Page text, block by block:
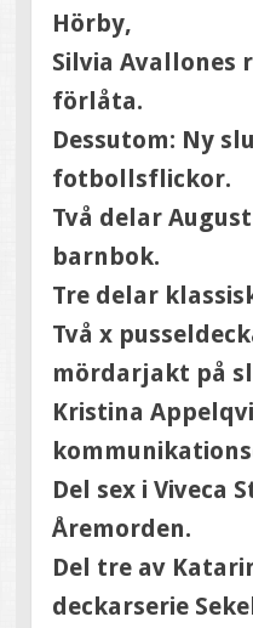
Hörby,
Silvia Avallones
förlåta.
Dessutom: Ny
fotbollsflickor.
Två delar
barnbok.
Tre delar
Två x
mördarjakt på
Kristina
Del sex i Viveca
Åremorden.
Del tre av
deckarserie